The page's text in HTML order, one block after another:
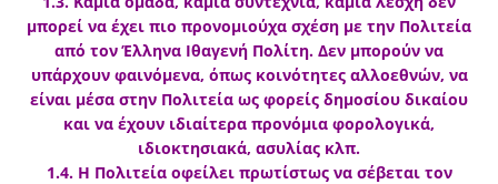
μπορεί να έχει πιο προνομιούχα σχέση με την Πολιτεία
από τον Έλληνα Ιθαγενή Πολίτη. Δεν μπορούν να
υπάρχουν φαινόμενα, όπως κοινότητες αλλοεθνών, να
είναι μέσα στην Πολιτεία ως φορείς δημοσίου δικαίου
και να έχουν ιδιαίτερα προνόμια φορολογικά,
ιδιοκτησιακά, ασυλίας κλπ.
1.4. Η Πολιτεία οφείλει πρωτίστως να σέβεται τον